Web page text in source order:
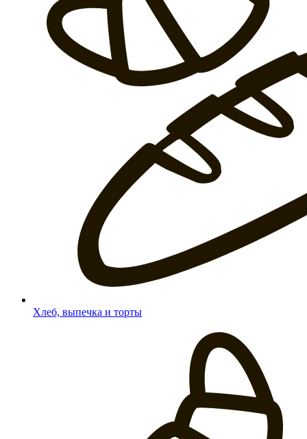
Хлеб, выпечка и торты